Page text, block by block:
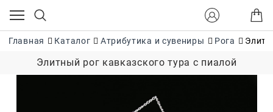
Главная Каталог Атрибутика и сувениры Рога
Элитный рог кавказского тура с пиалой